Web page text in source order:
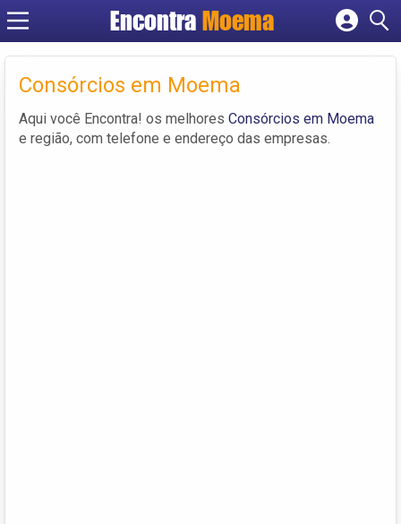
Encontra Moema
Criar conta
Consórcios em Moema
Aqui você Encontra! os melhores Consórcios em Moema
e região, com telefone e endereço das empresas.